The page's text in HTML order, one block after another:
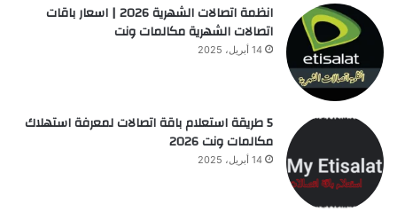
انظمة اتصالات الشهرية 2026 | اسعار باقات
اتصالات الشهرية مكالمات ونت
14 أبريل، 2025
5 طريقة استعلام باقة اتصالات لمعرفة استهلاك
مكالمات ونت 2026
14 أبريل، 2025